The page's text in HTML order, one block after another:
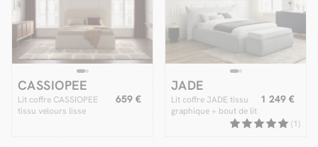
CASSIOPEE
Lit coffre CASSIOPEE
tissu velours lisse
659 €
JADE
Lit coffre JADE tissu
graphique + bout de lit
JADE Edition Limitée
1 249 €
(1)